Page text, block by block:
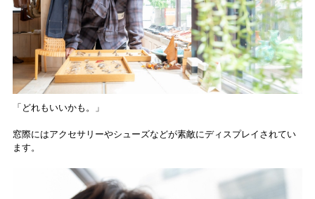
「どれもいいかも。」
窓際にはアクセサリーやシューズなどが素敵にディスプレイされてい
ます。